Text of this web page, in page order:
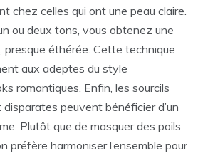
chez celles qui ont une peau claire.
ou deux tons, vous obtenez une
presque éthérée. Cette technique
aux adeptes du style
romantiques. Enfin, les sourcils
peuvent bénéficier d’un
Plutôt que de masquer des poils
préfère harmoniser l’ensemble pour